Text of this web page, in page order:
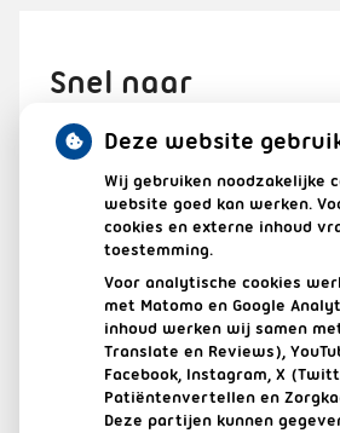
Snel naar
HERHAALRECEPTEN
AFSPRAAK MAKEN IN DE
VRAGEN STELLEN / E-
UW DOSSIER
Deze website
Wij gebruiken noodzakelijke
website goed kan werken.
cookies en externe inhoud
toestemming.
Voor analytische cookies
met Matomo en Google
inhoud werken wij samen met
Translate en Reviews),
Facebook, Instagram, X
Patiëntenvertellen en
Deze partijen kunnen